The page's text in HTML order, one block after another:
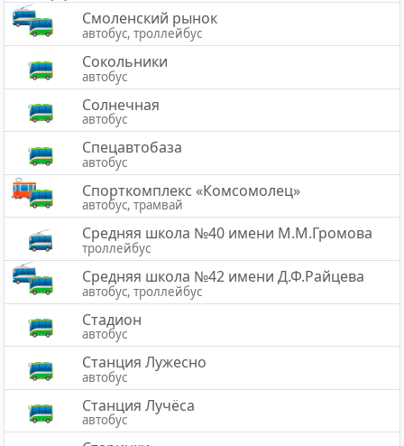
Смоленский рынок
автобус, троллейбус
Сокольники
автобус
Солнечная
автобус
Спецавтобаза
автобус
Спорткомплекс «Комсомолец»
автобус, трамвай
Средняя школа №40 имени М.М.Громова
троллейбус
Средняя школа №42 имени Д.Ф.Райцева
автобус, троллейбус
Стадион
автобус
Станция Лужесно
автобус
Станция Лучёса
автобус